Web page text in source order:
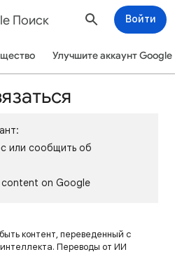
Поиск Войти
Улучшите аккаунт Google
или сообщить об
on Google
контент, переведенный с
Переводы от ИИ